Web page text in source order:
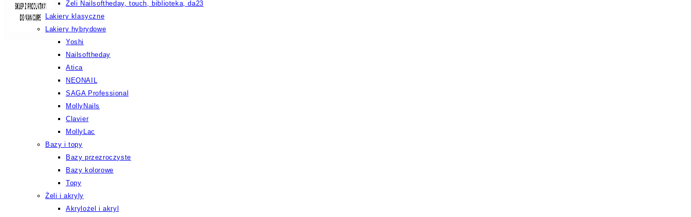
Żeli Nailsoftheday, touch, biblioteka, da23
Lakiery klasyczne
Lakiery hybrydowe
Yoshi
Nailsoftheday
Atica
NEONAIL
SAGA Professional
MollyNails
Clavier
MollyLac
Bazy i topy
Bazy przezroczyste
Bazy kolorowe
Topy
Żeli i akryly
Akrylożel i akryl